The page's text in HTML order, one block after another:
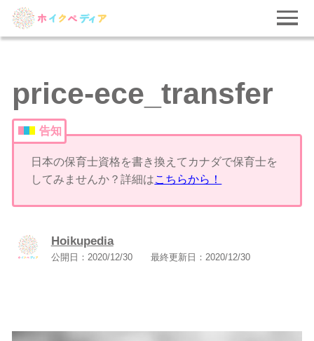
price-ece_transfer
告知
日本の保育士資格を書き換えてカナダで保育士を
してみませんか？詳細はこちらから！
Hoikupedia
公開日： 2020/12/30 最終更新日： 2020/12/30